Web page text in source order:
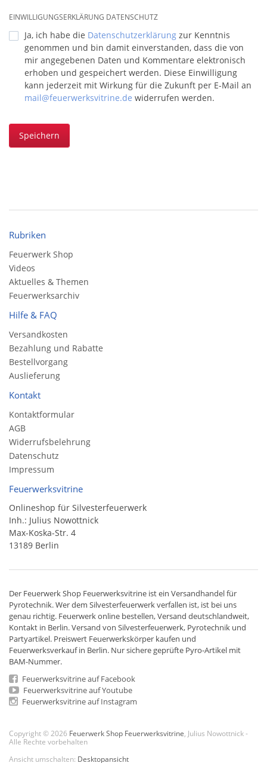
EINWILLIGUNGSERKLÄRUNG DATENSCHUTZ
Ja, ich habe die Datenschutzerklärung zur Kenntnis
genommen und bin damit einverstanden, dass die von
mir angegebenen Daten und Kommentare elektronisch
erhoben und gespeichert werden. Diese Einwilligung
kann jederzeit mit Wirkung für die Zukunft per E-Mail an
mail@feuerwerksvitrine.de widerrufen werden.
Speichern
Rubriken
Feuerwerk Shop
Videos
Aktuelles & Themen
Feuerwerksarchiv
Hilfe & FAQ
Versandkosten
Bezahlung und Rabatte
Bestellvorgang
Auslieferung
Kontakt
Kontaktformular
AGB
Widerrufsbelehrung
Datenschutz
Impressum
Feuerwerksvitrine
Onlineshop für Silvesterfeuerwerk
Inh.: Julius Nowottnick
Max-Koska-Str. 4
13189 Berlin
Der Feuerwerk Shop Feuerwerksvitrine ist ein Versandhandelfür
Pyrotechnik. Wer dem Silvesterfeuerwerk verfallen ist, ist bei uns
genau richtig. Feuerwerk online bestellen,Versand deutschlandweit,
Kontakt in Berlin. Versand von Silvesterfeuerwerk, Pyrotechnik und
Partyartikel. Preiswert Feuerwerkskörper kaufen und
Feuerwerksverkauf in Berlin. Nur sichere geprüfte Pyro-Artikel mit
BAM-Nummer.
Feuerwerksvitrine auf Facebook
Feuerwerksvitrine auf Youtube
Feuerwerksvitrine auf Instagram
Copyright © 2026 Feuerwerk Shop Feuerwerksvitrine , Julius Nowottnick -
Alle Rechte vorbehalten
Ansicht umschalten: Desktopansicht